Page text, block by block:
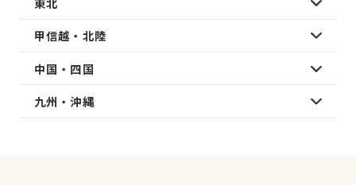
甲信越・北陸
中国・四国
九州・沖縄